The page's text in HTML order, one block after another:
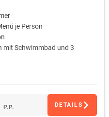
je Person
mit Schwimmbad und 3
P.P. DETAILS